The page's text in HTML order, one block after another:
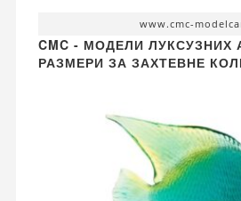
www.cmc-
CMC - МОДЕЛИ
РАЗМЕРИ ЗА ЗАХТЕВНЕ